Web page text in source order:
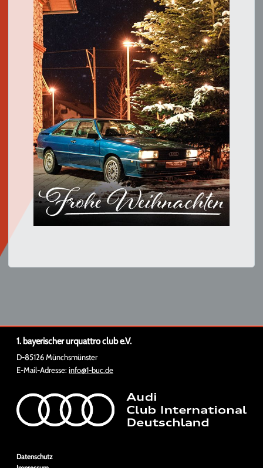
1. bayerischer urquattro club e.V.
D-85126 Münchsmünster
E-Mail-Adresse:info@1-buc.de
Navigation
Datenschutz